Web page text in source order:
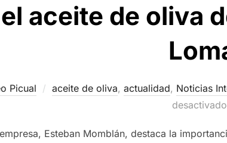
aceite de oliva
Picual aceite de oliva, actualidad, Noticias
Esteban Momblán, destaca la